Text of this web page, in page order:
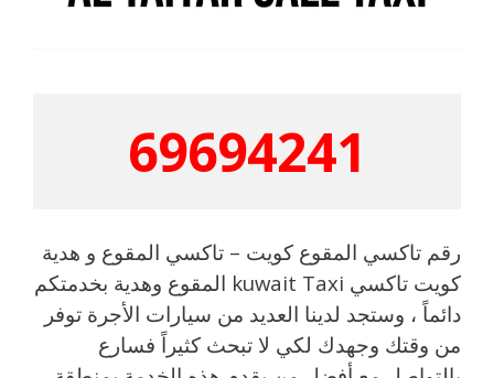
69694241
رقم تاكسي المقوع كويت – تاكسي المقوع و هدية
كويت تاكسي kuwait Taxi المقوع وهدية بخدمتكم
دائماً ، وستجد لدينا العديد من سيارات الأجرة توفر
من وقتك وجهدك لكي لا تبحث كثيراً فسارع